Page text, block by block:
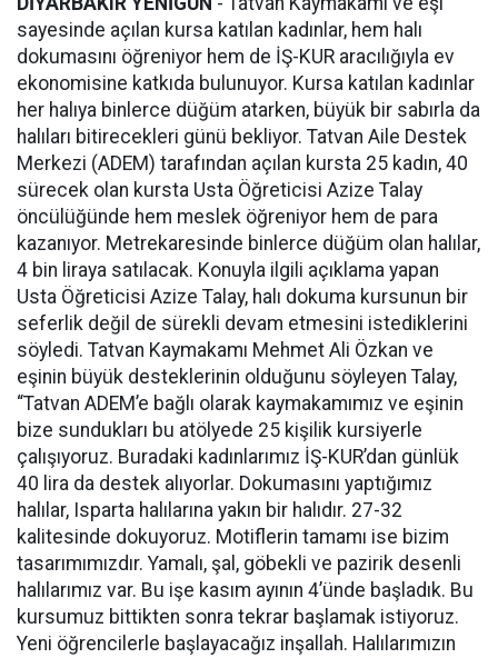
sayesinde açılan kursa katılan kadınlar, hem halı
dokumasını öğreniyor hem de İŞ-KUR aracılığıyla ev
ekonomisine katkıda bulunuyor. Kursa katılan kadınlar
her halıya binlerce düğüm atarken, büyük bir sabırla da
halıları bitirecekleri günü bekliyor. Tatvan Aile Destek
Merkezi (ADEM) tarafından açılan kursta 25 kadın, 40
sürecek olan kursta Usta Öğreticisi Azize Talay
öncülüğünde hem meslek öğreniyor hem de para
kazanıyor. Metrekaresinde binlerce düğüm olan halılar,
4 bin liraya satılacak. Konuyla ilgili açıklama yapan
Usta Öğreticisi Azize Talay, halı dokuma kursunun bir
seferlik değil de sürekli devam etmesini istediklerini
söyledi. Tatvan Kaymakamı Mehmet Ali Özkan ve
eşinin büyük desteklerinin olduğunu söyleyen Talay,
“Tatvan ADEM’e bağlı olarak kaymakamımız ve eşinin
bize sundukları bu atölyede 25 kişilik kursiyerle
çalışıyoruz. Buradaki kadınlarımız İŞ-KUR’dan günlük
40 lira da destek alıyorlar. Dokumasını yaptığımız
halılar, Isparta halılarına yakın bir halıdır. 27-32
kalitesinde dokuyoruz. Motiflerin tamamı ise bizim
tasarımımızdır. Yamalı, şal, göbekli ve pazirik desenli
halılarımız var. Bu işe kasım ayının 4’ünde başladık. Bu
kursumuz bittikten sonra tekrar başlamak istiyoruz.
Yeni öğrencilerle başlayacağız inşallah. Halılarımızın